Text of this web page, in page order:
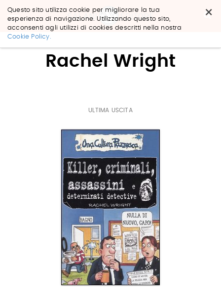
×
Questo sito utilizza cookie per migliorare la tua
esperienza di navigazione. Utilizzando questo sito,
acconsenti agli utilizzi di cookies descritti nella nostra
Cookie Policy.
Salta
Rachel Wright
ULTIMA USCITA